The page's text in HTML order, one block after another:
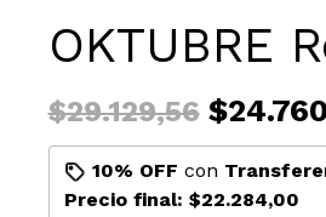
OKTUBRE
$29.129,56
10% OFF con
Precio final: $22.284,00